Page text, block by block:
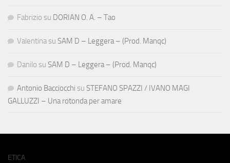
Fabrizio su DORIAN O. A. – Tao
Valentina su SAM D – Leggera – (Prod. Manqc)
Danilo su SAM D – Leggera – (Prod. Manqc)
Antonio Bacciocchi su STEFANO SPAZZI / IVANO MAGI
GALLUZZI – Una rotonda per amare
ETICA